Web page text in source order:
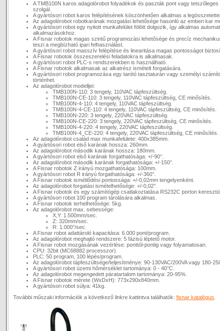
A TMB100N karos adagolórobot folyadékok és paszták pont vagy
szolgál.
A gyártósori robot karos felépítésének köszönhetően alkalmas a
Az adagolórobot robotkarának mozgatási lehetősége hasonló az emberi kar
A gyártósori robot egy nyitott munkafelület fölött dolgozik, így alkalmas
alkalmazásokhoz.
A Fisnar robotok magas szintű programozási lehetősége és precíz
teszi a megbízható ipari felhasználást.
A gyártósori robot masszív felépítése és linearitása magas pontosságot
A Fisnar robotok összeszerelési feladatokra is alkalmasak.
A gyártósori robot PLC-s rendszerekben is használható.
A Fisnar robotok alkalmasak az alkatrész ismételt forgatására.
A gyártósori robot programozása egy tanító tasztaturán vagy személyi
történhet.
Az adagolórobot modelljei:
TMB100N-110: 3 tengely, 110VAC tápfeszültség.
TMB100N-CE-110: 3 tengely, 110VAC tápfeszültség, CE minősítés.
TMB100N-4-110: 4 tengely, 110VAC tápfeszültség.
TMB100N-4-CE-110: 4 tengely, 110VAC tápfeszültség, CE minősítés.
TMB100N-220: 3 tengely, 220VAC tápfeszültség.
TMB100N-CE-220: 3 tengely, 220VAC tápfeszültség, CE minősítés.
TMB100N-4-220: 4 tengely, 220VAC tápfeszültség.
TMB100N-4_CE-220: 4 tengely, 220VAC tápfeszültség, CE minősítés.
Az adagolórobot család max munkafelülete: 400x385mm.
A gyártósori robot első karának hossza: 260mm.
Az adagolórobot második karának hossza: 180mm.
A gyártósori robot első karának forgathatósága: +/-90°.
Az adagolórobot második karának forgathatósága: +/-150°.
A Fisnar robotok Z irányú mozgathatósága: 100mm.
A gyártósori robot R irányú forgathatósága: +/-360°.
A Fisnar robotok ismétlődési pontossága: +/-0,02mm tengelyenként.
Az adagolórobot forgatási ismételhetősége: +/-0,02°.
A Fisnar robotok és egy számítógép csatlakoztatása RS232C porton
A gyártósori robot 100 program tárolására alkalmas.
A Fisnar robotok terhelhetősége: 5kg.
Az adagolórobot max. sebessége:
X,Y: 1.500mm/sec.
Z: 320mm/sec.
R: 1.000°/sec.
A Fisnar robot adattároló kapacitása: 6.000 pont/program.
Az adagolórobot meghajtó rendszere: 5 fázisú léptető motor.
A Fisnar robot mozgásának vezérlése: ponttól-pontig vagy folyamatosan.
CPU: 32bit (MC68882 processzor).
PLC: 50 program, 100 lépés/program.
Az adagolórobot tápfeszültsége/teljesítménye: 90-130VAC/200VA vagy 180-
A gyártósori robot üzemi hőmérséklet tartománya: 0 - 40°C.
Az adagolórobot megengedett páratartalom tartománya: 20-95%.
A Fisnar robotok mérete (WxDxH): 773x290x840mm.
A gyártósori robot súlya: 41kg.
További műszaki információk a következő linkre kattintva találhatók: fisnar katalógus